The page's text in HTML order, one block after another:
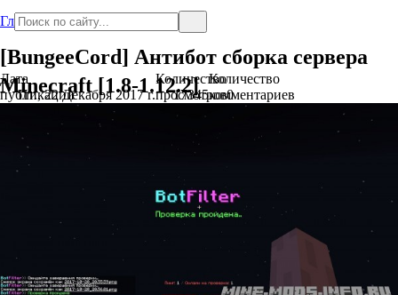
Главная
[BungeeCord] Антибот сборка сервера
Minecraft [1.8-1.12.2]
Дата
публикации
Пт., 22 Декабря 2017 г.
Количество
просмотров
17345
Количество
комментариев
0